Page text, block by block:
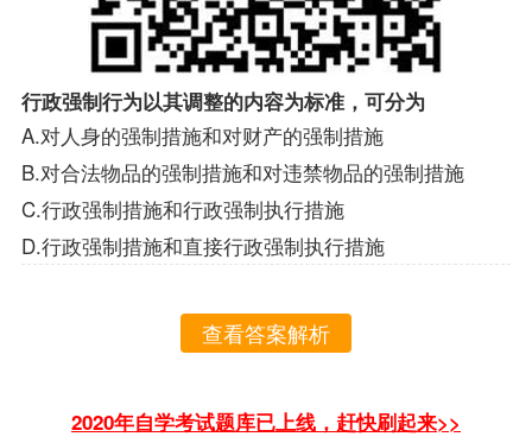
行政强制行为以其调整的内容为标准，可分为
A.对人身的强制措施和对财产的强制措施
B.对合法物品的强制措施和对违禁物品的强制措施
C.行政强制措施和行政强制执行措施
D.行政强制措施和直接行政强制执行措施
查看答案解析
2020年自学考试题库已上线，赶快刷起来>>